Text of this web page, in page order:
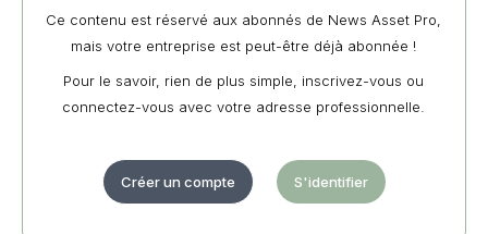
Ce contenu est réservé aux abonnés de News Asset Pro,
mais votre entreprise est peut-être déjà abonnée !
Pour le savoir, rien de plus simple, inscrivez-vous ou
connectez-vous avec votre adresse professionnelle.
Créer un compte S'identifier